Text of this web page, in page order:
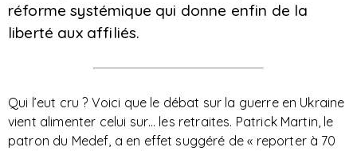
réforme systémique qui donne enfin de la
liberté aux affiliés.
Qui l’eut cru ? Voici que le débat sur la guerre en Ukraine
vient alimenter celui sur… les retraites. Patrick Martin, le
patron du Medef, a en effet suggéré de « reporter à 70